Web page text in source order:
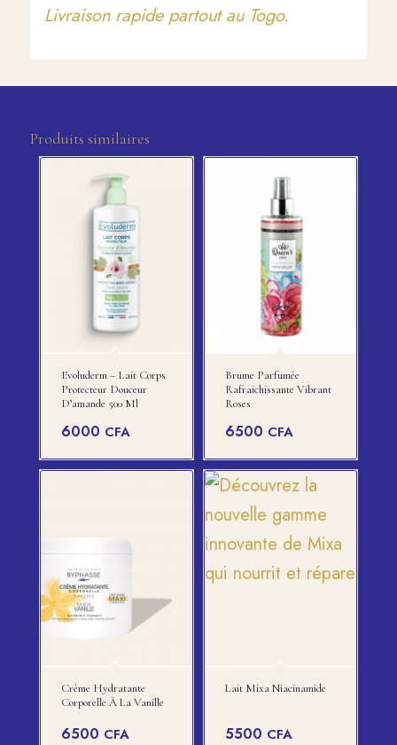
Livraison rapide partout au Togo.
Produits similaires
Evoluderm – Lait Corps
Protecteur Douceur
D’amande 500 Ml
6000 CFA
Brume Parfumée
Rafraichissante Vibrant
Roses
6500 CFA
Crème Hydratante
Corporelle À La Vanille
6500 CFA
Lait Mixa Niacinamide
5500 CFA